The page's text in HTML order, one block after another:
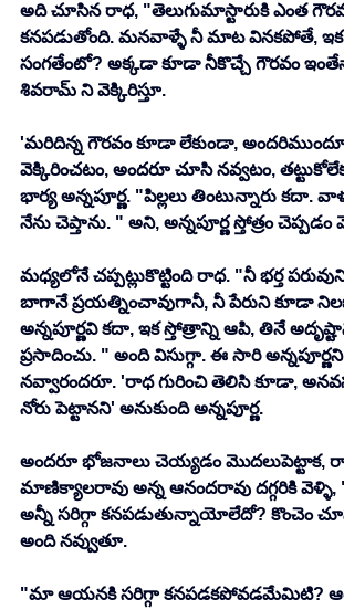
అది చూసిన రాధ, "తెలుగుమాస్టారుకి ఎంత
కనపడుతోంది. మనవాళ్ళే నీ మాట వినకపోతే, ఇక
సంగతేంటో? అక్కడా కూడా నీకొచ్చే గౌరవం
శివరామ్ ని వెక్కిరిస్తూ.
'మరిదిన్న గౌరవం కూడా లేకుండా,
వెక్కిరించటం, అందరూ చూసి నవ్వటం,
భార్య అన్నపూర్ణ. "పిల్లలు తింటున్నారు కదా.
నేను చెప్తాను. " అని, అన్నపూర్ణ స్తోత్రం
మధ్యలోనే చప్పట్లుకొట్టింది రాధ. "నీ భర్త
బాగానే ప్రయత్నించావుగానీ, నీ పేరుని కూడా
అన్నపూర్ణవి కదా, ఇక స్తోత్రాన్ని ఆపి, తినే
ప్రసాదించు. " అంది విసుగ్గా. ఈ సారి
నవ్వారందరూ. 'రాధ గురించి తెలిసి కూడా,
నోరు పెట్టానని' అనుకుంది అన్నపూర్ణ.
అందరూ భోజనాలు చెయ్యడం మొదలుపెట్టాక,
మాణిక్యాలరావు అన్న ఆనందరావు దగ్గరికి
అన్నీ సరిగ్గా కనపడుతున్నాయోలేదో? కొంచెం
అంది నవ్వుతూ.
"మా ఆయనకి సరిగ్గా కనపడకపోవడమేమిటి?